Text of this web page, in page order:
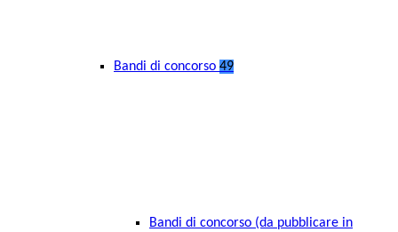
Bandi di concorso 49
Bandi di concorso (da pubblicare in